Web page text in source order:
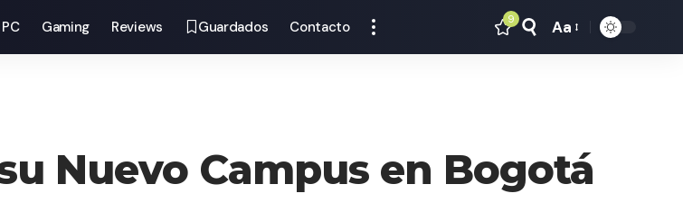
PC Gaming Reviews Guardados Contacto 9
Tamaño
Aa
Nuevo Campus en Bogotá